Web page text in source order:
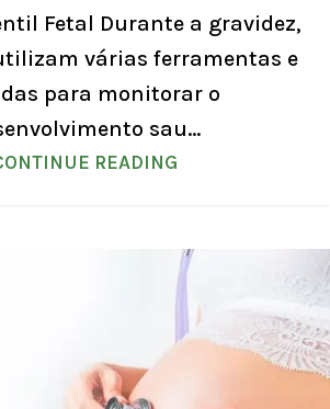
Fetal Durante a gravidez,
várias ferramentas e
para monitorar o
sau...
READING